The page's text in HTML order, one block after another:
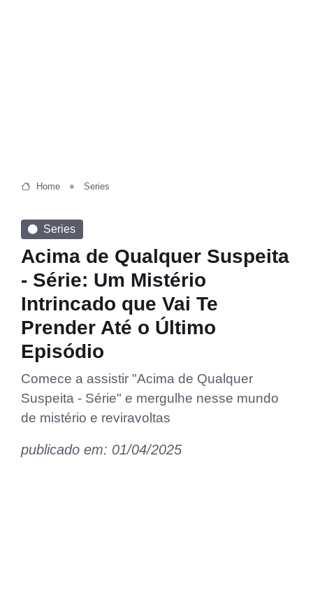
Home Series
Series
Acima de Qualquer Suspeita
- Série: Um Mistério
Intrincado que Vai Te
Prender Até o Último
Episódio
Comece a assistir "Acima de Qualquer
Suspeita - Série" e mergulhe nesse mundo
de mistério e reviravoltas
publicado em: 01/04/2025